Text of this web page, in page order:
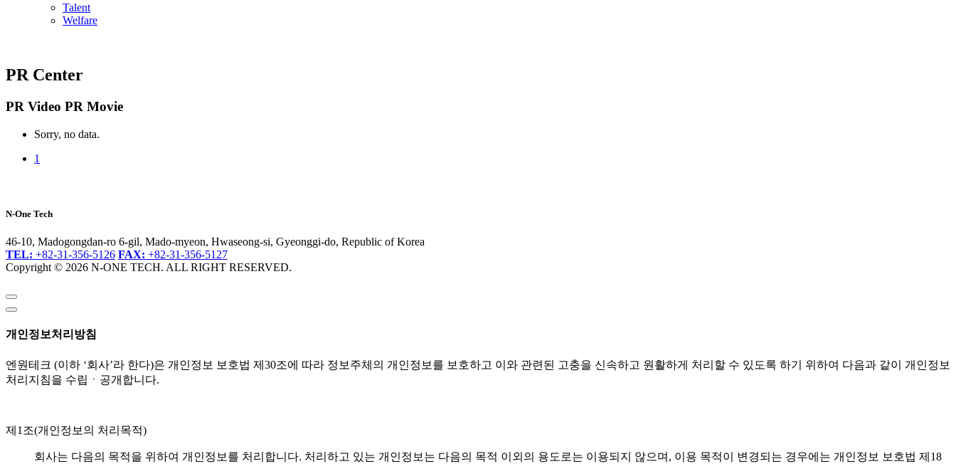
Talent
Welfare
PR Center
PR Video PR Movie
Sorry, no data.
1
N-One Tech
46-10, Madogongdan-ro 6-gil, Mado-myeon, Hwaseong-si, Gyeonggi-do, Republic of Korea
TEL: +82-31-356-5126 FAX: +82-31-356-5127
Copyright © 2026 N-ONE TECH. ALL RIGHT RESERVED.
개인정보처리방침
엔원테크 (이하 ‘회사’라 한다)은 개인정보 보호법 제30조에 따라 정보주체의 개인정보를 보호하고 이와 관련된 고충을 신속하고 원활하게 처리할 수 있도록 하기 위하여 다음과 같이 개인정보
처리지침을 수립ㆍ공개합니다.
제1조(개인정보의 처리목적)
회사는 다음의 목적을 위하여 개인정보를 처리합니다. 처리하고 있는 개인정보는 다음의 목적 이외의 용도로는 이용되지 않으며, 이용 목적이 변경되는 경우에는 개인정보 보호법 제18